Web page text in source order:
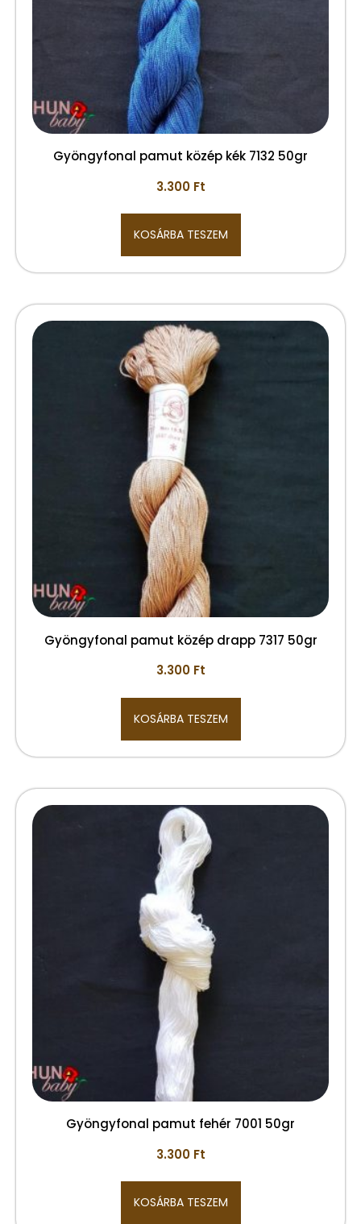
Gyöngyfonal pamut közép kék 7132 50gr
3.300 Ft
KOSÁRBA TESZEM
Gyöngyfonal pamut közép drapp 7317 50gr
3.300 Ft
KOSÁRBA TESZEM
Gyöngyfonal pamut fehér 7001 50gr
3.300 Ft
KOSÁRBA TESZEM